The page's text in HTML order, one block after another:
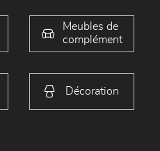
Meubles de
complément
Décoration